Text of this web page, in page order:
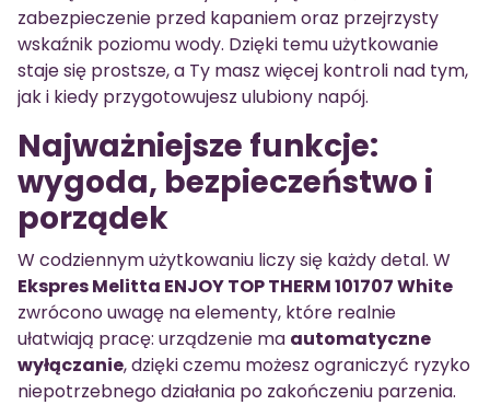
zabezpieczenie przed kapaniem oraz przejrzysty
wskaźnik poziomu wody. Dzięki temu użytkowanie
staje się prostsze, a Ty masz więcej kontroli nad tym,
jak i kiedy przygotowujesz ulubiony napój.
Najważniejsze funkcje:
wygoda, bezpieczeństwo i
porządek
W codziennym użytkowaniu liczy się każdy detal. W
Ekspres Melitta ENJOY TOP THERM 101707 White
zwrócono uwagę na elementy, które realnie
ułatwiają pracę: urządzenie ma automatyczne
wyłączanie, dzięki czemu możesz ograniczyć ryzyko
niepotrzebnego działania po zakończeniu parzenia.